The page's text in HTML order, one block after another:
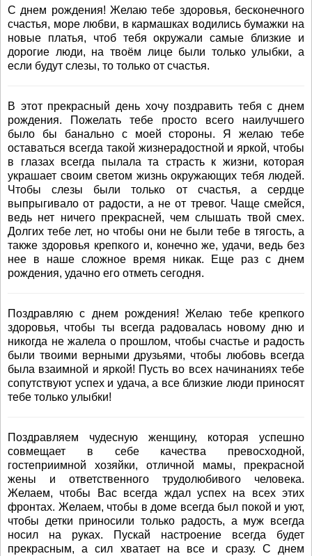
С днем рождения! Желаю тебе здоровья, бесконечного
счастья, море любви, в кармашках водились бумажки на
новые платья, чтоб тебя окружали самые близкие и
дорогие люди, на твоём лице были только улыбки, а
если будут слезы, то только от счастья.
В этот прекрасный день хочу поздравить тебя с днем
рождения. Пожелать тебе просто всего наилучшего
было бы банально с моей стороны. Я желаю тебе
оставаться всегда такой жизнерадостной и яркой, чтобы
в глазах всегда пылала та страсть к жизни, которая
украшает своим светом жизнь окружающих тебя людей.
Чтобы слезы были только от счастья, а сердце
выпрыгивало от радости, а не от тревог. Чаще смейся,
ведь нет ничего прекрасней, чем слышать твой смех.
Долгих тебе лет, но чтобы они не были тебе в тягость, а
также здоровья крепкого и, конечно же, удачи, ведь без
нее в наше сложное время никак. Еще раз с днем
рождения, удачно его отметь сегодня.
Поздравляю с днем рождения! Желаю тебе крепкого
здоровья, чтобы ты всегда радовалась новому дню и
никогда не жалела о прошлом, чтобы счастье и радость
были твоими верными друзьями, чтобы любовь всегда
была взаимной и яркой! Пусть во всех начинаниях тебе
сопутствуют успех и удача, а все близкие люди приносят
тебе только улыбки!
Поздравляем чудесную женщину, которая успешно
совмещает в себе качества превосходной,
гостеприимной хозяйки, отличной мамы, прекрасной
жены и ответственного трудолюбивого человека.
Желаем, чтобы Вас всегда ждал успех на всех этих
фронтах. Желаем, чтобы в доме всегда был покой и уют,
чтобы детки приносили только радость, а муж всегда
носил на руках. Пускай настроение всегда будет
прекрасным, а сил хватает на все и сразу. С днем